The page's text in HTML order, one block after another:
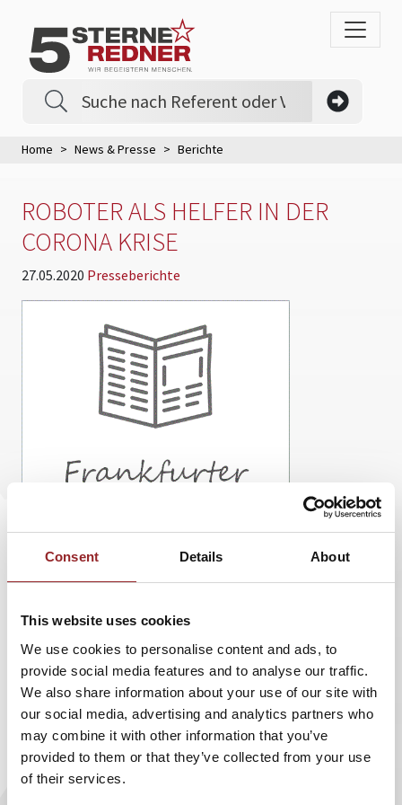
Consent Details About
This website uses cookies
We use cookies to personalise content and ads, to
provide social media features and to analyse our traffic.
We also share information about your use of our site with
our social media, advertising and analytics partners who
may combine it with other information that you’ve
provided to them or that they’ve collected from your use
of their services.
Home News & Presse Berichte
ROBOTER ALS HELFER IN DER
CORONA KRISE
27.05.2020 Presseberichte
Die Frankfurter Allgemeine Zeitung hat einen
Artikel mitZukunftsforscher Sven Gabor Janszky
veröffentlicht.
Wie Roboter in der Corona Krise helfen
Roboter unterstützen uns in Supermärkten, Laboren und
Krankenhäusern während der Corona Krise. Der große